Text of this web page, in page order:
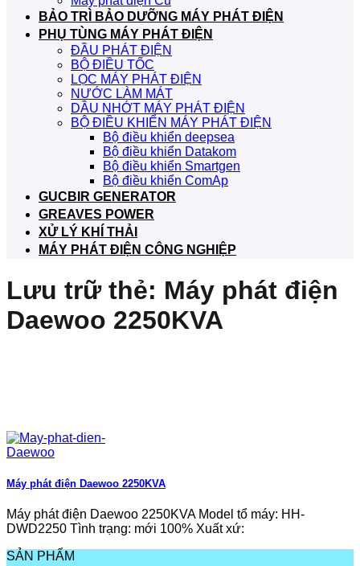
BẢO TRÌ BẢO DƯỠNG MÁY PHÁT ĐIỆN
PHỤ TÙNG MÁY PHÁT ĐIỆN
ĐẦU PHÁT ĐIỆN
BỘ ĐIỀU TỐC
LỌC MÁY PHÁT ĐIỆN
NƯỚC LÀM MÁT
DẦU NHỚT MÁY PHÁT ĐIỆN
BỘ ĐIỀU KHIỂN MÁY PHÁT ĐIỆN
Bộ điều khiển deepsea
Bộ điều khiển Datakom
Bộ điều khiển Smartgen
Bộ điều khiển ComAp
GUCBIR GENERATOR
GREAVES POWER
XỬ LÝ KHÍ THẢI
MÁY PHÁT ĐIỆN CÔNG NGHIỆP
Lưu trữ thẻ: Máy phát điện
Daewoo 2250KVA
Máy phát điện Daewoo 2250KVA
Máy phát điện Daewoo 2250KVA Model tổ máy: HH-
DWD2250 Tình trạng: mới 100% Xuất xứ:
SẢN PHẨM